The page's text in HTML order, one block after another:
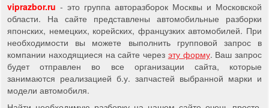
viprazbor.ru - это группа авторазборок Москвы и Московской
области. На сайте представлены автомобильные разборки
японских, немецких, корейских, французких автомобилей. При
необходимости вы можете выполнить групповой запрос в
компании находящиеся на сайте через эту форму. Ваш запрос
будет отправлен во все организации сайта, которые
занимаются реализацией б.у. запчастей выбранной марки и
модели автомобиля.